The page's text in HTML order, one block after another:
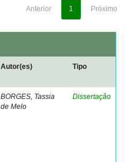
Anterior 1 Próximo
Autor(es) Tipo
BORGES, Tassia
de Melo
Dissertação